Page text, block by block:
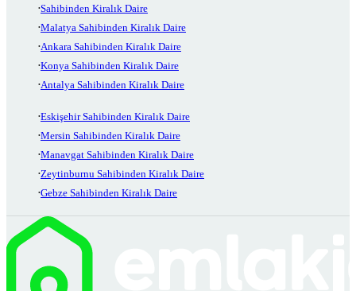
Sahibinden Kiralık Daire
Malatya Sahibinden Kiralık Daire
Ankara Sahibinden Kiralık Daire
Konya Sahibinden Kiralık Daire
Antalya Sahibinden Kiralık Daire
Eskişehir Sahibinden Kiralık Daire
Mersin Sahibinden Kiralık Daire
Manavgat Sahibinden Kiralık Daire
Zeytinburnu Sahibinden Kiralık Daire
Gebze Sahibinden Kiralık Daire